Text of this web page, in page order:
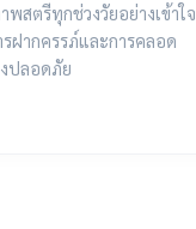
พสตรีทุกช่วงวัยอย่างเข้าใจ
รฝากครรภ์และการคลอด
ปลอดภัย